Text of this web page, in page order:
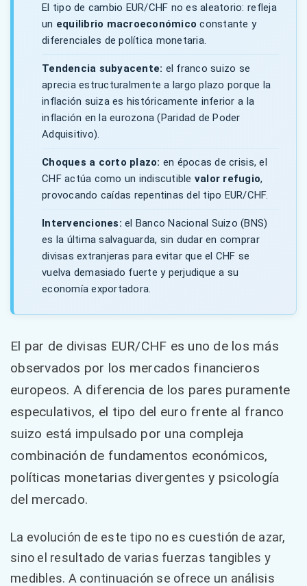
El tipo de cambio EUR/CHF no es aleatorio: refleja
un equilibrio macroeconómico constante y
diferenciales de política monetaria.
Tendencia subyacente: el franco suizo se
aprecia estructuralmente a largo plazo porque la
inflación suiza es históricamente inferior a la
inflación en la eurozona (Paridad de Poder
Adquisitivo).
Choques a corto plazo: en épocas de crisis, el
CHF actúa como un indiscutible valor refugio,
provocando caídas repentinas del tipo EUR/CHF.
Intervenciones: el Banco Nacional Suizo (BNS)
es la última salvaguarda, sin dudar en comprar
divisas extranjeras para evitar que el CHF se
vuelva demasiado fuerte y perjudique a su
economía exportadora.
El par de divisas EUR/CHF es uno de los más
observados por los mercados financieros
europeos. A diferencia de los pares puramente
especulativos, el tipo del euro frente al franco
suizo está impulsado por una compleja
combinación de fundamentos económicos,
políticas monetarias divergentes y psicología
del mercado.
La evolución de este tipo no es cuestión de azar,
sino el resultado de varias fuerzas tangibles y
medibles. A continuación se ofrece un análisis